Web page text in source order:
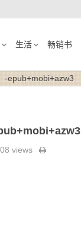
生活 畅销书
-epub+mobi+azw3
views